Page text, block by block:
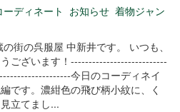
ーディネート お知らせ 着物ジャン
街の呉服屋 中新井です。 いつも、
ございます！---------------------------
今日のコーディネイ
です。濃紺色の飛び柄小紋に、く
立てまし...